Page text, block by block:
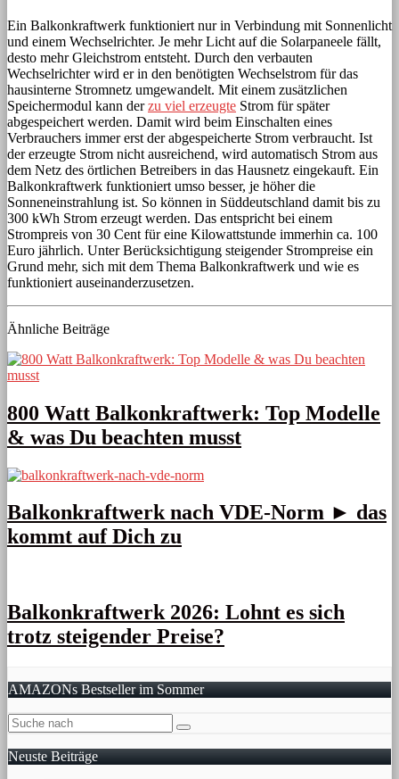
Ein Balkonkraftwerk funktioniert nur in Verbindung mit Sonnenlicht
und einem Wechselrichter. Je mehr Licht auf die Solarpaneele fällt,
desto mehr Gleichstrom entsteht. Durch den verbauten
Wechselrichter wird er in den benötigten Wechselstrom für das
hausinterne Stromnetz umgewandelt. Mit einem zusätzlichen
Speichermodul kann derzu viel erzeugte Strom für später
abgespeichert werden. Damit wird beim Einschalten eines
Verbrauchers immer erst der abgespeicherte Strom verbraucht. Ist
der erzeugte Strom nicht ausreichend, wird automatisch Strom aus
dem Netz des örtlichen Betreibers in das Hausnetz eingekauft. Ein
Balkonkraftwerk funktioniert umso besser, je höher die
Sonneneinstrahlung ist. So können in Süddeutschland damit bis zu
300 kWh Strom erzeugt werden. Das entspricht bei einem
Strompreis von 30 Cent für eine Kilowattstunde immerhin ca. 100
Euro jährlich. Unter Berücksichtigung steigender Strompreise ein
Grund mehr, sich mit dem Thema Balkonkraftwerk und wie es
funktioniert auseinanderzusetzen.
Ähnliche Beiträge
800 Watt Balkonkraftwerk: Top Modelle
& was Du beachten musst
Balkonkraftwerk nach VDE-Norm ► das
kommt auf Dich zu
Balkonkraftwerk 2026: Lohnt es sich
trotz steigender Preise?
AMAZONs Bestseller im Sommer
Neuste Beiträge